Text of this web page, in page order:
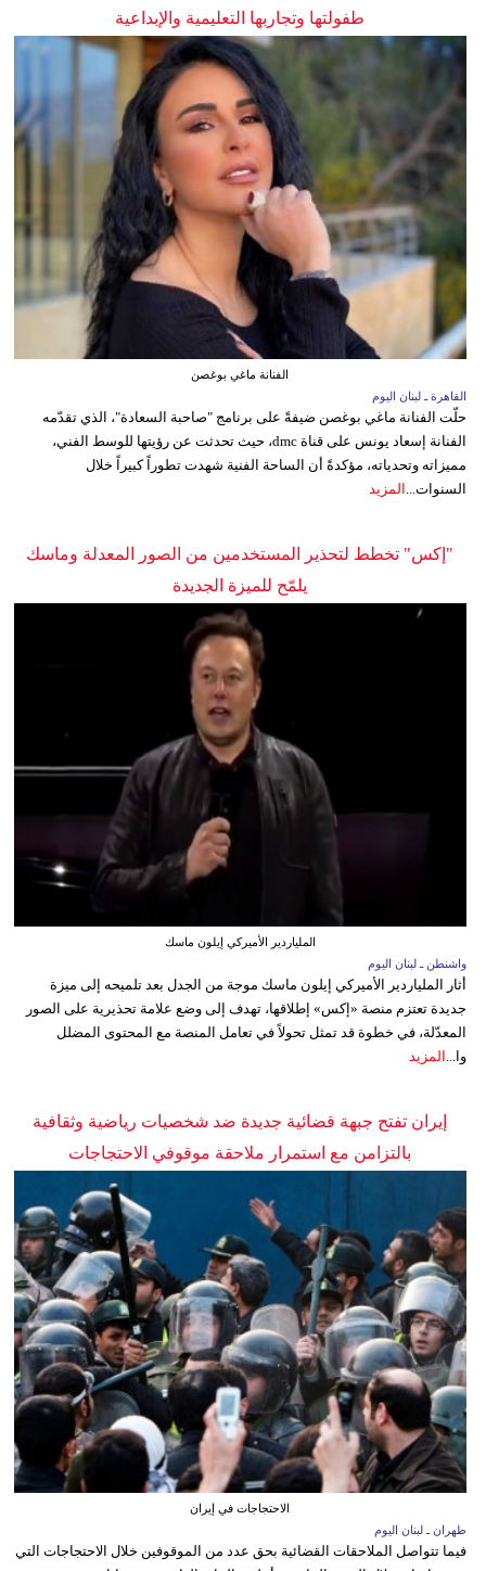
طفولتها وتجاربها التعليمية والإبداعية
الفنانة ماغي بوغصن
القاهرة ـ لبنان اليوم
حلّت الفنانة ماغي بوغصن ضيفةً على برنامج "صاحبة السعادة"، الذي تقدّمه
الفنانة إسعاد يونس على قناة dmc، حيث تحدثت عن رؤيتها للوسط الفني،
مميزاته وتحدياته، مؤكدةً أن الساحة الفنية شهدت تطوراً كبيراً خلال
السنوات...
المزيد
"إكس" تخطط لتحذير المستخدمين من الصور المعدلة وماسك
يلمّح للميزة الجديدة
الملياردير الأميركي إيلون ماسك
واشنطن ـ لبنان اليوم
أثار الملياردير الأميركي إيلون ماسك موجة من الجدل بعد تلميحه إلى ميزة
جديدة تعتزم منصة «إكس» إطلاقها، تهدف إلى وضع علامة تحذيرية على الصور
المعدّلة، في خطوة قد تمثل تحولاً في تعامل المنصة مع المحتوى المضلل
وا... المزيد
إيران تفتح جبهة قضائية جديدة ضد شخصيات رياضية وثقافية
بالتزامن مع استمرار ملاحقة موقوفي الاحتجاجات
الاحتجاجات في إيران
طهران ـ لبنان اليوم
فيما تتواصل الملاحقات القضائية بحق عدد من الموقوفين خلال الاحتجاجات التي